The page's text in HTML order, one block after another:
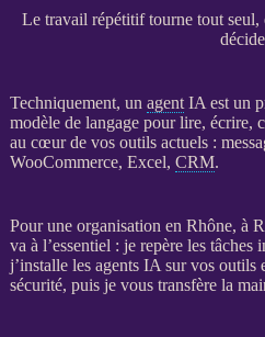
Le travail répétitif tourne tout seul,
Techniquement, un agent IA est un
modèle de langage pour lire, écrire,
au cœur de vos outils actuels :
WooCommerce, Excel, CRM.
Pour une organisation en Rhône, à
va à l’essentiel : je repère les tâches
j’installe les agents IA sur vos outils
sécurité, puis je vous transfère la